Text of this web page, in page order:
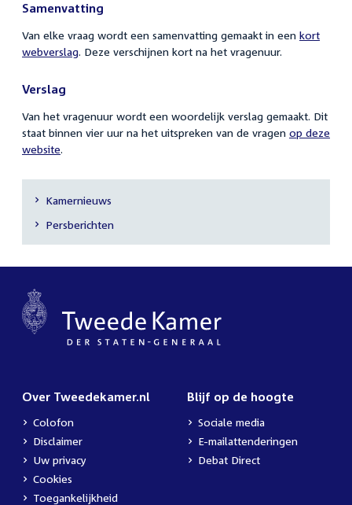
Samenvatting
Van elke vraag wordt een samenvatting gemaakt in een kort
webverslag. Deze verschijnen kort na het vragenuur.
Verslag
Van het vragenuur wordt een woordelijk verslag gemaakt. Dit
staat binnen vier uur na het uitspreken van de vragen op deze
website.
Secundaire
navigatie
Kamernieuws
Persberichten
Over Tweedekamer.nl
Colofon
Disclaimer
Uw privacy
Cookies
Toegankelijkheid
Blijf op de hoogte
Sociale media
E-mailattenderingen
Debat Direct